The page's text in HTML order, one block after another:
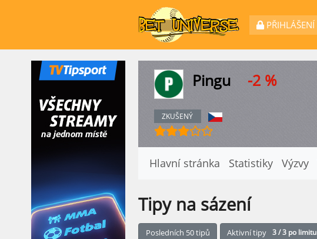
PŘIHLÁŠENÍ
Pingu -2 %
ZKUŠENÝ
Hlavní stránka Statistiky Výzvy
Tipy na sázení
Posledních 50 tipů Aktivní tipy 3 / 3 po limitu